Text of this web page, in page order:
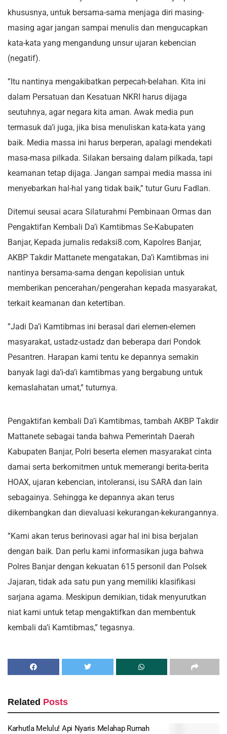
khususnya, untuk bersama-sama menjaga diri masing-
masing agar jangan sampai menulis dan mengucapkan
kata-kata yang mengandung unsur ujaran kebencian
(negatif).
”Itu nantinya mengakibatkan perpecah-belahan. Kita ini
dalam Persatuan dan Kesatuan NKRI harus dijaga
seutuhnya, agar negara kita aman. Awak media pun
termasuk da’i juga, jika bisa menuliskan kata-kata yang
baik. Media massa ini harus berperan, apalagi mendekati
masa-masa pilkada. Silakan bersaing dalam pilkada, tapi
keamanan tetap dijaga. Jangan sampai media massa ini
menyebarkan hal-hal yang tidak baik,” tutur Guru Fadlan.
Ditemui seusai acara Silaturahmi Pembinaan Ormas dan
Pengaktifan Kembali Da’i Kamtibmas Se-Kabupaten
Banjar, Kepada jurnalis redaksi8.com, Kapolres Banjar,
AKBP Takdir Mattanete mengatakan, Da’i Kamtibmas ini
nantinya bersama-sama dengan kepolisian untuk
memberikan pencerahan/pengerahan kepada masyarakat,
terkait keamanan dan ketertiban.
”Jadi Da’i Kamtibmas ini berasal dari elemen-elemen
masyarakat, ustadz-ustadz dan beberapa dari Pondok
Pesantren. Harapan kami tentu ke depannya semakin
banyak lagi da’i-da’i kamtibmas yang bergabung untuk
kemaslahatan umat,” tuturnya.
Pengaktifan kembali Da’i Kamtibmas, tambah AKBP Takdir
Mattanete sebagai tanda bahwa Pemerintah Daerah
Kabupaten Banjar, Polri beserta elemen masyarakat cinta
damai serta berkomitmen untuk memerangi berita-berita
HOAX, ujaran kebencian, intoleransi, isu SARA dan lain
sebagainya. Sehingga ke depannya akan terus
dikembangkan dan dievaluasi kekurangan-kekurangannya.
”Kami akan terus berinovasi agar hal ini bisa berjalan
dengan baik. Dan perlu kami informasikan juga bahwa
Polres Banjar dengan kekuatan 615 personil dan Polsek
Jajaran, tidak ada satu pun yang memiliki klasifikasi
sarjana agama. Meskipun demikian, tidak menyurutkan
niat kami untuk tetap mengaktifkan dan membentuk
kembali da’i Kamtibmas,” tegasnya.
Related Posts
Karhutla Melulu! Api Nyaris Melahap Rumah